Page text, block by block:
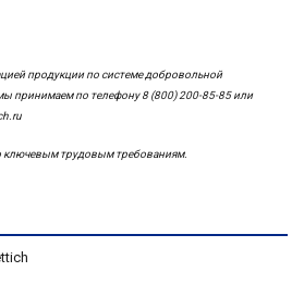
продукции по системе добровольной
принимаем по телефону 8 (800) 200-85-85 или
ключевым трудовым требованиям.